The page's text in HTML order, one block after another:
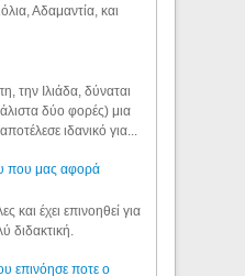
Αδαμαντία, και
την Ιλιάδα, δύναται
δύο φορές) μια
ιδανικό για...
που μας αφορά
και έχει επινοηθεί για
διδακτική.
επινόησε ποτε ο